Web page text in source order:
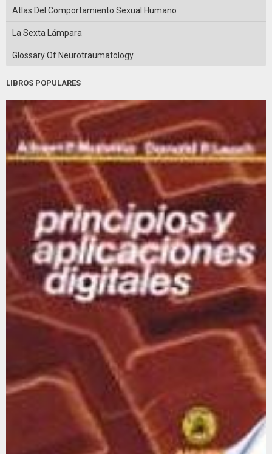
Atlas Del Comportamiento Sexual Humano
La Sexta Lámpara
Glossary Of Neurotraumatology
LIBROS POPULARES